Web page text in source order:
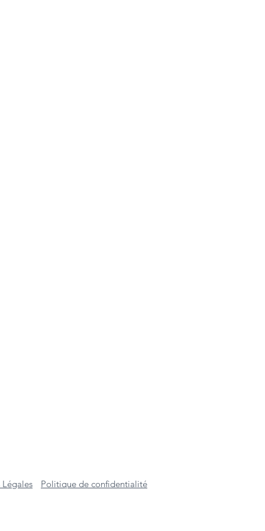
Politique de confidentialité